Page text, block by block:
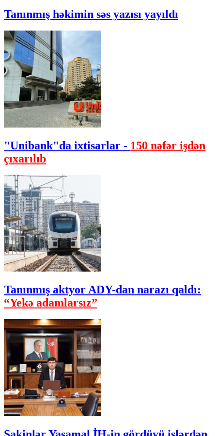
Tanınmış həkimin səs yazısı yayıldı
"Unibank"da ixtisarlar - 150 nəfər işdən
çıxarılıb
Tanınmış aktyor ADY-dan narazı qaldı:
“Yekə adamlarsız”